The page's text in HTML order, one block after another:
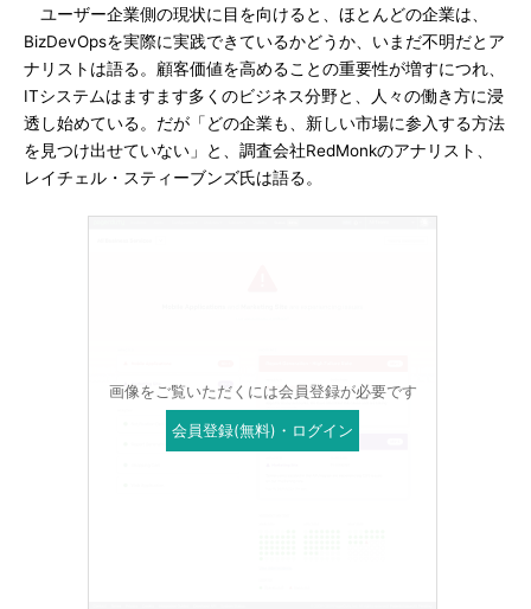
ユーザー企業側の現状に目を向けると、ほとんどの企業は、
BizDevOpsを実際に実践できているかどうか、いまだ不明だとア
ナリストは語る。顧客価値を高めることの重要性が増すにつれ、
ITシステムはますます多くのビジネス分野と、人々の働き方に浸
透し始めている。だが「どの企業も、新しい市場に参入する方法
を見つけ出せていない」と、調査会社RedMonkのアナリスト、
レイチェル・スティーブンズ氏は語る。
画像をご覧いただくには会員登録が必要です
会員登録(無料)・ログイン